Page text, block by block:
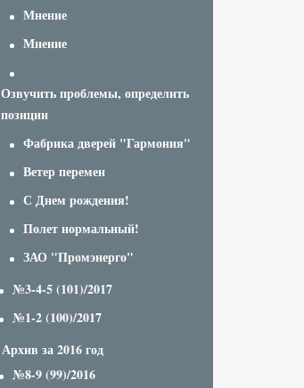
Мнение
Мнение
Озвучить проблемы, определить
позиции
Фабрика дверей "Гармония"
Ветер перемен
С Днем рождения!
Полет нормальный!
ЗАО "Промэнерго"
№3-4-5 (101)/2017
№1-2 (100)/2017
Архив за 2016 год
№8-9 (99)/2016